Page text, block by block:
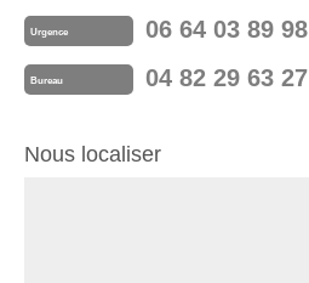
Urgence 06 64 03 89 98
Bureau 04 82 29 63 27
Nous localiser